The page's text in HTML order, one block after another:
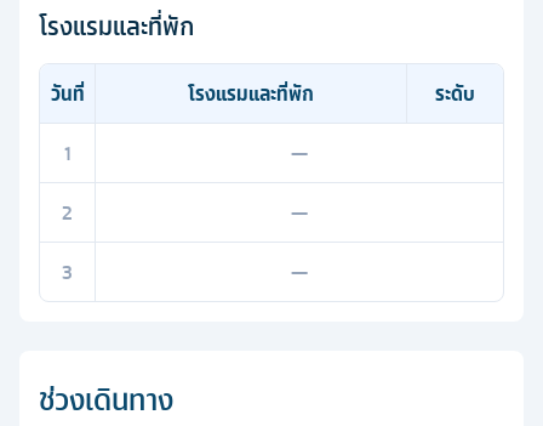
โรงแรมและที่พัก
วันที่ โรงแรมและที่พัก
ระดับ
1
—
2
—
3
—
ช่วงเดินทาง